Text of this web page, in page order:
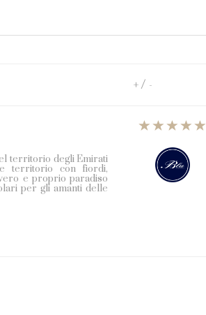
+ / -
territorio degli Emirati
territorio con fiordi,
e proprio paradiso
per gli amanti delle